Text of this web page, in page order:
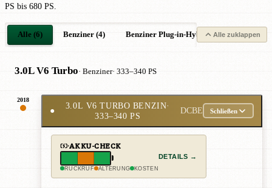
PS bis 680 PS.
Alle (6) Benziner (4) Benziner Plug-in-Hybrid (2)Alle zuklappen
3.0L V6 Turbo· Benziner· 333–340 PS
2018
●
3.0L V6 TURBO BENZIN·
333–340 PS
DCBE Schließen
AKKU-CHECK
RÜCKRUF ALTERUNG KOSTEN
DETAILS →